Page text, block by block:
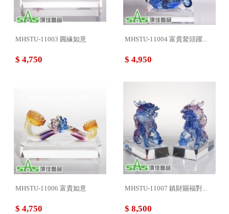
MHSTU-11003 圓緣如意
$ 4,750
MHSTU-11004 富貴鰲頭躍...
$ 4,950
MHSTU-11006 富貴如意
$ 4,750
MHSTU-11007 鎮財賜福對...
$ 8,500